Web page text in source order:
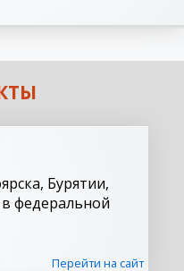
Бурятии,
федеральной
Перейти на сайт